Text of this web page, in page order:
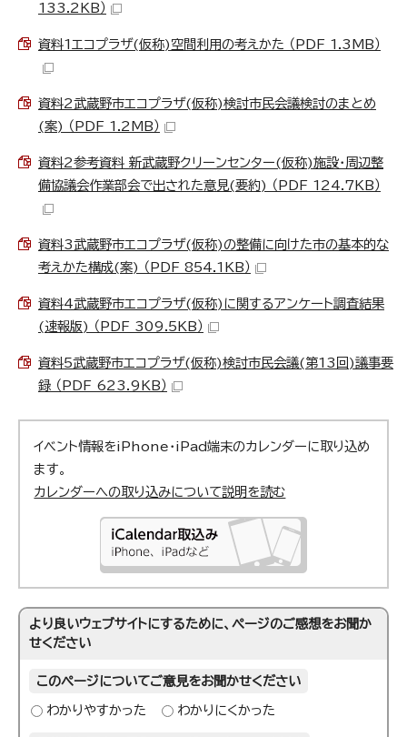
133.2KB）
資料1エコプラザ(仮称)空間利用の考えかた （PDF 1.3MB）
資料2武蔵野市エコプラザ(仮称)検討市民会議検討のまとめ
(案) （PDF 1.2MB）
資料2参考資料 新武蔵野クリーンセンター(仮称)施設・周辺整
備協議会作業部会で出された意見(要約) （PDF 124.7KB）
資料3武蔵野市エコプラザ(仮称)の整備に向けた市の基本的な
考えかた構成(案) （PDF 854.1KB）
資料4武蔵野市エコプラザ(仮称)に関するアンケート調査結果
(速報版) （PDF 309.5KB）
資料5武蔵野市エコプラザ(仮称)検討市民会議(第13回)議事要
録 （PDF 623.9KB）
イベント情報をiPhone・iPad端末のカレンダーに取り込め
ます。
カレンダーへの取り込みについて説明を読む
より良いウェブサイトにするために、ページのご感想をお聞か
せください
このページについてご意見をお聞かせください
わかりやすかった わかりにくかった